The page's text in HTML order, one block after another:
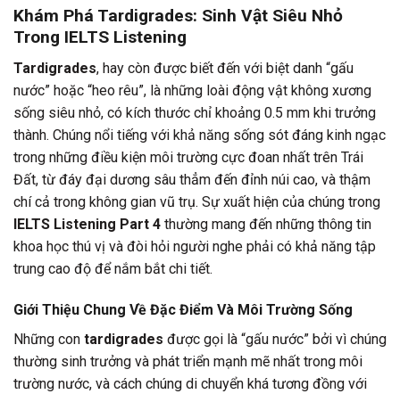
Khám Phá Tardigrades: Sinh Vật Siêu Nhỏ
Trong IELTS Listening
Tardigrades, hay còn được biết đến với biệt danh “gấu
nước” hoặc “heo rêu”, là những loài động vật không xương
sống siêu nhỏ, có kích thước chỉ khoảng 0.5 mm khi trưởng
thành. Chúng nổi tiếng với khả năng sống sót đáng kinh ngạc
trong những điều kiện môi trường cực đoan nhất trên Trái
Đất, từ đáy đại dương sâu thẳm đến đỉnh núi cao, và thậm
chí cả trong không gian vũ trụ. Sự xuất hiện của chúng trong
IELTS Listening Part 4 thường mang đến những thông tin
khoa học thú vị và đòi hỏi người nghe phải có khả năng tập
trung cao độ để nắm bắt chi tiết.
Giới Thiệu Chung Về Đặc Điểm Và Môi Trường Sống
Những con tardigrades được gọi là “gấu nước” bởi vì chúng
thường sinh trưởng và phát triển mạnh mẽ nhất trong môi
trường nước, và cách chúng di chuyển khá tương đồng với